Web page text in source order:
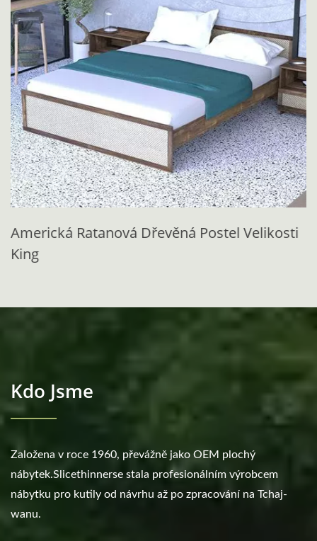
Americká Ratanová Dřevěná Postel Velikosti
King
Kdo Jsme
Založena v roce 1960, převážně jako OEM plochý
nábytek.Slicethinnerse stala profesionálním výrobcem
nábytku pro kutily od návrhu až po zpracování na Tchaj-
wanu.